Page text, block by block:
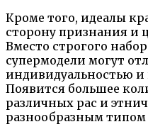
Кроме того, идеалы
сторону признания и
Вместо строгого
супермодели могут
индивидуальностью
Появится большее
различных рас и
разнообразным типом